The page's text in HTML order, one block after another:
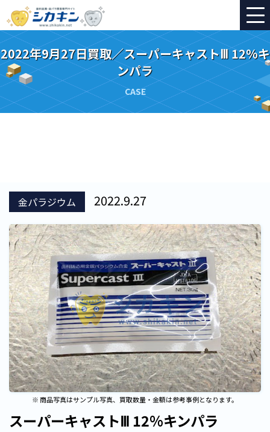
2022年9月27日買取／スーパーキャストⅢ 12%キ
ンパラ
CASE
金パラジウム 2022.9.27
※ 商品写真はサンプル写真、買取数量・金額は参考事例となります。
スーパーキャストⅢ 12%キンパラ